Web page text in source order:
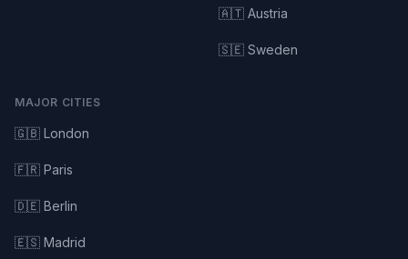
🇦🇹 Austria
🇸🇪 Sweden
MAJOR CITIES
🇬🇧 London
🇫🇷 Paris
🇩🇪 Berlin
🇪🇸 Madrid